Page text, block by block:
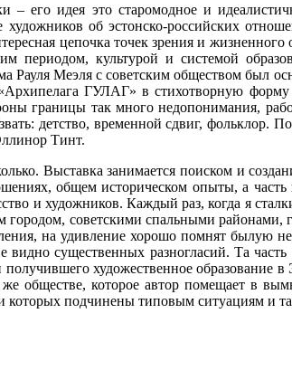
– его идея это старомодное и
художников об эстонско-российских
цепочка точек зрения и
периодом, культурой и системой
Рауля Меэля с советским обществом
ГУЛАГ» в стихотворную
границы так много недопонимания,
детство, временной сдвиг, фольклор.
Тинт.
Выставка занимается поиском и
общем историческом опыты, а
и художников. Каждый раз, когда я
городом, советскими спальными
на удивление хорошо помнят былую
видно существенных разногласий. Та часть
художественное
которое автор помещает в
которых подчинены типовым ситуациям и